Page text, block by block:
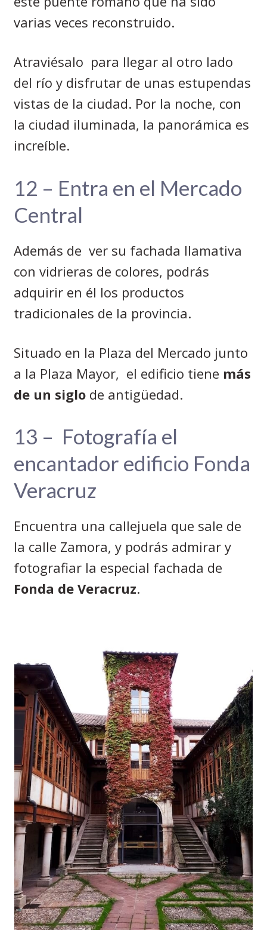
varias veces reconstruido.
Atraviésalo para llegar al otro lado
del río y disfrutar de unas estupendas
vistas de la ciudad. Por la noche, con
la ciudad iluminada, la panorámica es
increíble.
12 – Entra en el Mercado
Central
Además de ver su fachada llamativa
con vidrieras de colores, podrás
adquirir en él los productos
tradicionales de la provincia.
Situado en la Plaza del Mercado junto
a la Plaza Mayor, el edificio tiene más
de un siglo de antigüedad.
13 – Fotografía el
encantador edificio Fonda
Veracruz
Encuentra una callejuela que sale de
la calle Zamora, y podrás admirar y
fotografiar la especial fachada de
Fonda de Veracruz.